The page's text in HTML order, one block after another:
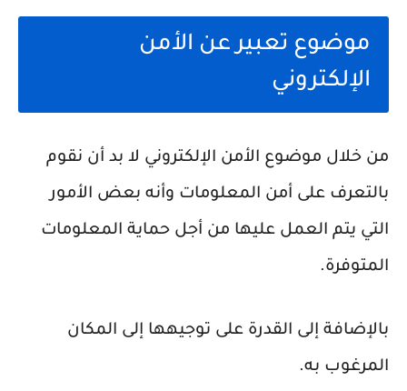
موضوع تعبير عن الأمن
الإلكتروني
من خلال موضوع الأمن الإلكتروني لا بد أن نقوم
بالتعرف على أمن المعلومات وأنه بعض الأمور
التي يتم العمل عليها من أجل حماية المعلومات
المتوفرة.
بالإضافة إلى القدرة على توجيهها إلى المكان
المرغوب به.